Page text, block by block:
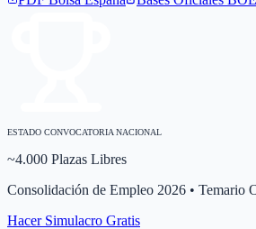
ESTADO CONVOCATORIA NACIONAL
~4.000 Plazas Libres
Consolidación de Empleo 2026 • Temario
Hacer Simulacro Gratis